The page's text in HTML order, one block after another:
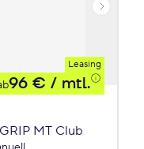
Leasing
96 € / mtl.
MT Club